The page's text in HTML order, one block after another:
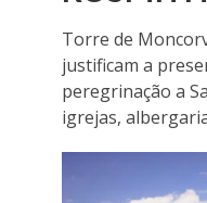
Torre de
justificam a
peregrinação a
igrejas,